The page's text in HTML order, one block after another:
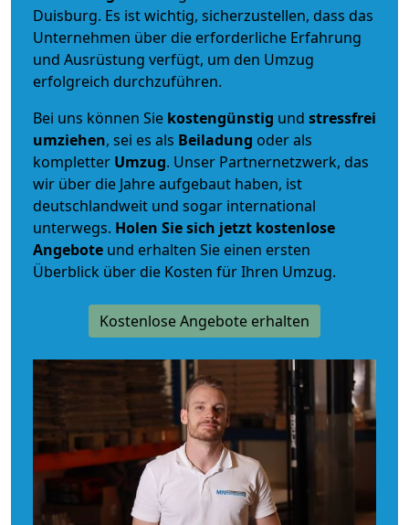
Duisburg. Es ist wichtig, sicherzustellen, dass das
Unternehmen über die erforderliche Erfahrung
und Ausrüstung verfügt, um den Umzug
erfolgreich durchzuführen.
Bei uns können Sie kostengünstig und stressfrei
umziehen, sei es als Beiladung oder als
kompletter Umzug. Unser Partnernetzwerk, das
wir über die Jahre aufgebaut haben, ist
deutschlandweit und sogar international
unterwegs. Holen Sie sich jetzt kostenlose
Angebote und erhalten Sie einen ersten
Überblick über die Kosten für Ihren Umzug.
Kostenlose Angebote erhalten